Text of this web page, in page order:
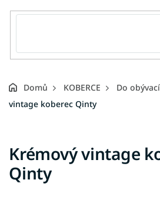
Domů KOBERCE Do
vintage koberec Qinty
Krémový vintage
Qinty